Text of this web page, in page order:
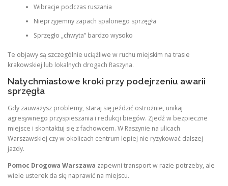
Wibracje podczas ruszania
Nieprzyjemny zapach spalonego sprzęgła
Sprzęgło „chwyta” bardzo wysoko
Te objawy są szczególnie uciążliwe w ruchu miejskim na trasie
krakowskiej lub lokalnych drogach Raszyna.
Natychmiastowe kroki przy podejrzeniu awarii
sprzęgła
Gdy zauważysz problemy, staraj się jeździć ostrożnie, unikaj
agresywnego przyspieszania i redukcji biegów. Zjedź w bezpieczne
miejsce i skontaktuj się z fachowcem. W Raszynie na ulicach
Warszawskiej czy w okolicach centrum lepiej nie ryzykować dalszej
jazdy.
Pomoc Drogowa Warszawa zapewni transport w razie potrzeby, ale
wiele usterek da się naprawić na miejscu.